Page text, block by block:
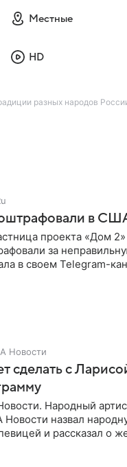
Местные
HD
разных народов
в
проекта «Дом
за
в своем Telegram-
Новости
сделать с
Народный
назвал
и рассказал о